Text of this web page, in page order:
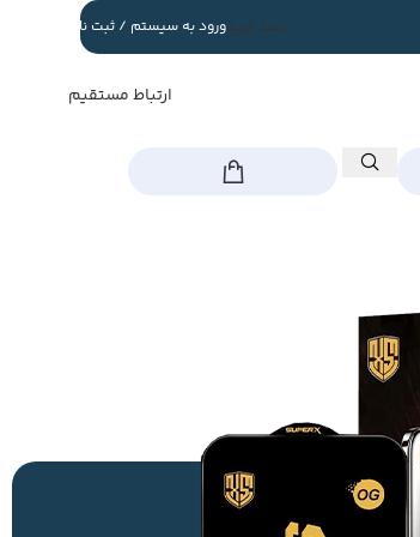
سبد خریدورود به سیستم / ثبت نام
ارتباط مستقیم